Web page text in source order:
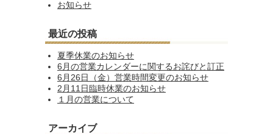
お知らせ
最近の投稿
夏季休業のお知らせ
6月の営業カレンダーに関するお詫びと訂正
6月26日（金）営業時間変更のお知らせ
2月11日臨時休業のお知らせ
１月の営業について
アーカイブ